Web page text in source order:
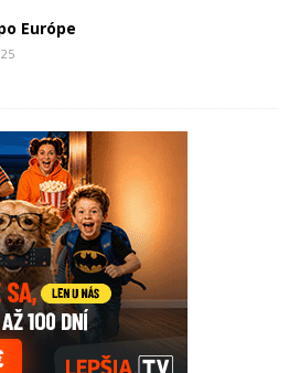
Európe